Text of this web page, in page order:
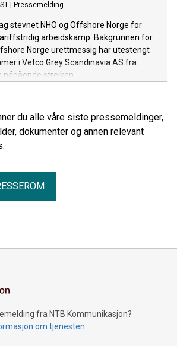
Pressemelding
stevnet NHO og Offshore Norge for
arbeidskamp. Bakgrunnen for
Norge urettmessig har utestengt
i Vetco Grey Scandinavia AS fra
streiken.
du alle våre siste pressemeldinger,
dokumenter og annen relevant
fra NTB Kommunikasjon?
om tjenesten